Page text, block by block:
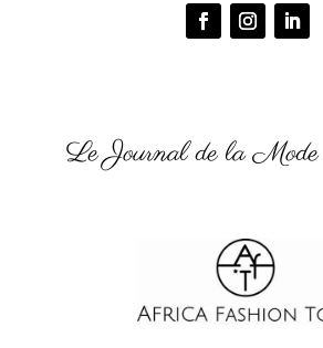
Le Journal de la